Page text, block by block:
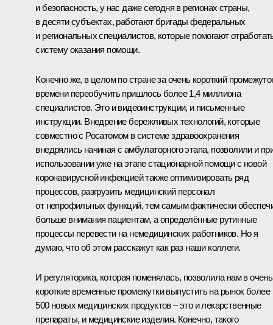
и безопасность, у нас даже сегодня в регионах страны,
в десяти субъектах, работают бригады федеральных
и региональных специалистов, которые помогают
систему оказания помощи.
Конечно же, в целом по стране за очень короткий
времени переобучить пришлось более 1,4 миллиона
специалистов. Это и видеоинструкции, и письменные
инструкции. Внедрение бережливых технологий, которые
совместно с Росатомом в системе здравоохранения
внедрялись начиная с амбулаторного этапа, позволили и
использовании уже на этапе стационарной помощи с новой
коронавирусной инфекцией также оптимизировать ряд
процессов, разгрузить медицинский персонал
от непрофильных функций, тем самым фактически
больше внимания пациентам, а определённые рутинные
процессы перевести на немедицинских работников. Но я
думаю, что об этом расскажут как раз наши коллеги.
И регуляторика, которая поменялась, позволила нам в очень
короткие временные промежутки выпустить на рынок более
500 новых медицинских продуктов – это и лекарственные
препараты, и медицинские изделия. Конечно, такого